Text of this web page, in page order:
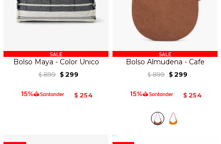
Bolso Maya - Color Unico
$ 899 $ 299
$ 254
Bolso Almudena - Cafe
$ 899 $ 299
$ 254